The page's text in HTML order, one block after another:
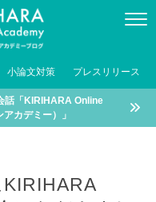
小論文対策 プレスリリース
話「KIRIHARA Online
カデミー）」
KIRIHARA